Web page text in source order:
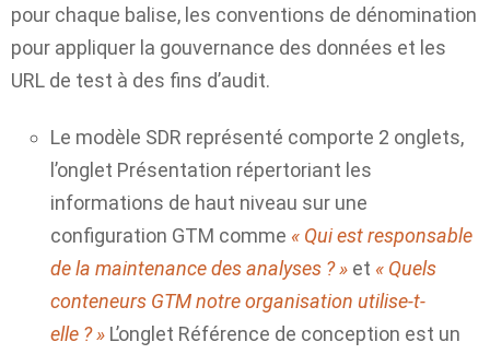
pour chaque balise, les conventions de dénomination
pour appliquer la gouvernance des données et les
URL de test à des fins d’audit.
Le modèle SDR représenté comporte 2 onglets,
l’onglet Présentation répertoriant les
informations de haut niveau sur une
configuration GTM comme « Qui est responsable
de la maintenance des analyses ? » et « Quels
conteneurs GTM notre organisation utilise-t-
elle ? » L’onglet Référence de conception est un